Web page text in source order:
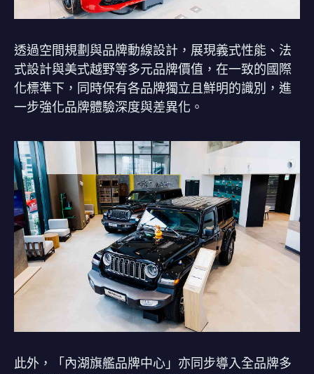
透過空間規劃與品牌動線設計，展現義式性能、法
式設計與美式越野等多元品牌價值，在一致的國際
化標準下，同時保有各品牌獨立且鮮明的識別，進
一步強化品牌體驗深度與差異化。
此外，「內湖旗艦品牌中心」亦同步導入全品牌多